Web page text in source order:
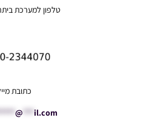
טלפון למערכת ביתר 24
כתובת
@ *** il.com